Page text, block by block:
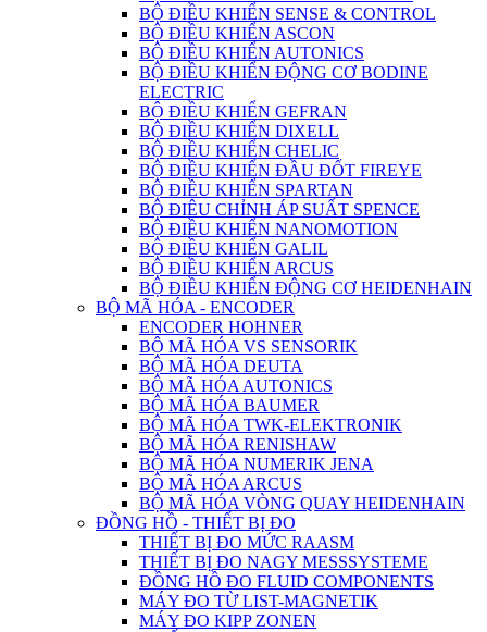
BỘ ĐIỀU KHIỂN SENSE & CONTROL
BỘ ĐIỀU KHIỂN ASCON
BỘ ĐIỀU KHIỂN AUTONICS
BỘ ĐIỀU KHIỂN ĐỘNG CƠ BODINE
ELECTRIC
BỘ ĐIỀU KHIỂN GEFRAN
BỘ ĐIỀU KHIỂN DIXELL
BỘ ĐIỀU KHIỂN CHELIC
BỘ ĐIỀU KHIỂN ĐẦU ĐỐT FIREYE
BỘ ĐIỀU KHIỂN SPARTAN
BỘ ĐIÊU CHỈNH ÁP SUẤT SPENCE
BỘ ĐIỀU KHIỂN NANOMOTION
BỘ ĐIỀU KHIỂN GALIL
BỘ ĐIỀU KHIỂN ARCUS
BỘ ĐIỀU KHIỂN ĐỘNG CƠ HEIDENHAIN
BỘ MÃ HÓA - ENCODER
ENCODER HOHNER
BỘ MÃ HÓA VS SENSORIK
BỘ MÃ HÓA DEUTA
BỘ MÃ HÓA AUTONICS
BỘ MÃ HÓA BAUMER
BỘ MÃ HÓA TWK-ELEKTRONIK
BỘ MÃ HÓA RENISHAW
BỘ MÃ HÓA NUMERIK JENA
BỘ MÃ HÓA ARCUS
BỘ MÃ HÓA VÒNG QUAY HEIDENHAIN
ĐỒNG HỒ - THIẾT BỊ ĐO
THIẾT BỊ ĐO MỨC RAASM
THIẾT BỊ ĐO NAGY MESSSYSTEME
ĐỒNG HỒ ĐO FLUID COMPONENTS
MÁY ĐO TỪ LIST-MAGNETIK
MÁY ĐO KIPP ZONEN